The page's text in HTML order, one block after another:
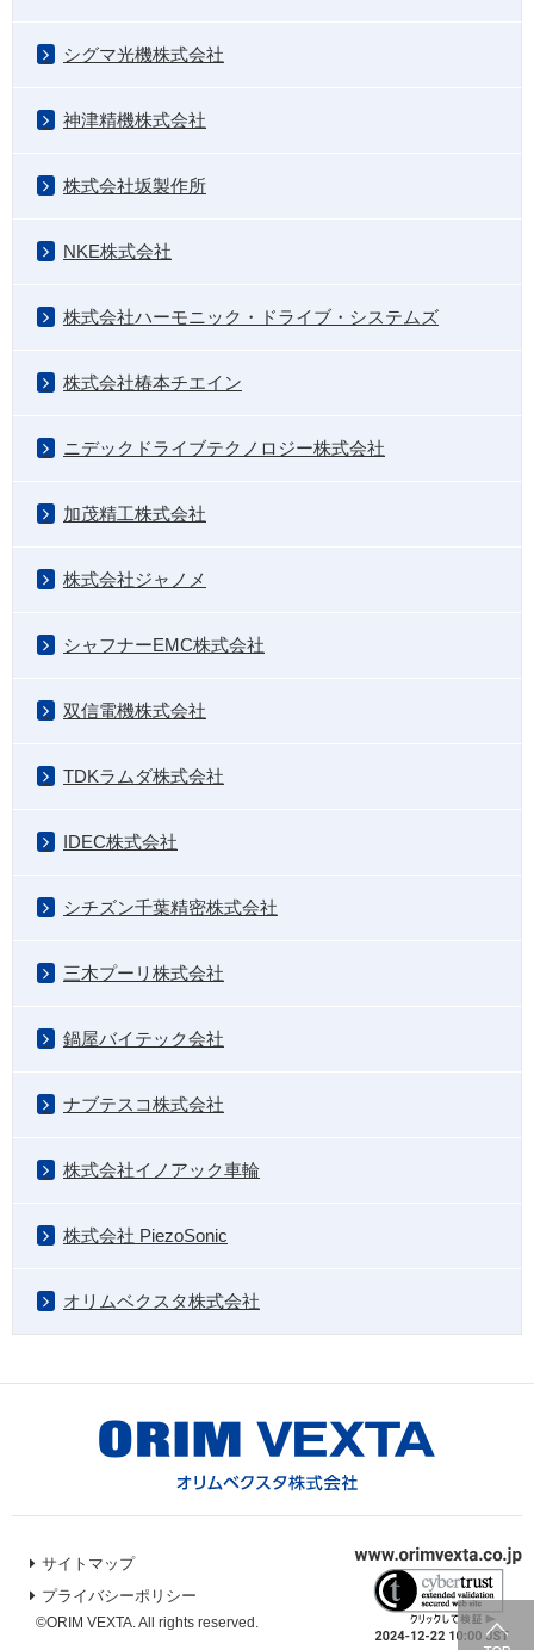
シグマ光機株式会社
神津精機株式会社
株式会社坂製作所
NKE株式会社
株式会社ハーモニック・ドライブ・システムズ
株式会社椿本チエイン
ニデックドライブテクノロジー株式会社
加茂精工株式会社
株式会社ジャノメ
シャフナーEMC株式会社
双信電機株式会社
TDKラムダ株式会社
IDEC株式会社
シチズン千葉精密株式会社
三木プーリ株式会社
鍋屋バイテック会社
ナブテスコ株式会社
株式会社イノアック車輪
株式会社 PiezoSonic
オリムベクスタ株式会社
サイトマップ
プライバシーポリシー
©ORIM VEXTA. All rights reserved.